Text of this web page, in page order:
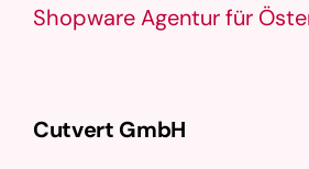
Shopware Agentur für
Cutvert GmbH